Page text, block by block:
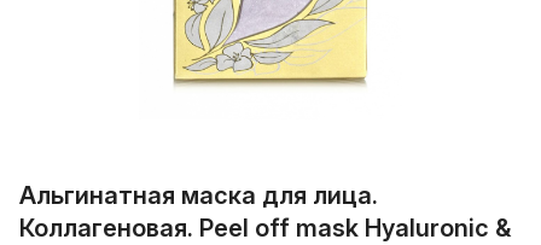
Альгинатная маска для лица.
Коллагеновая. Peel off mask Hyaluronic &